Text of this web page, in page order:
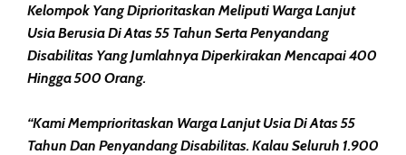
Kelompok Yang Diprioritaskan Meliputi Warga Lanjut
Usia Berusia Di Atas 55 Tahun Serta Penyandang
Disabilitas Yang Jumlahnya Diperkirakan Mencapai 400
Hingga 500 Orang.
“Kami Memprioritaskan Warga Lanjut Usia Di Atas 55
Tahun Dan Penyandang Disabilitas. Kalau Seluruh 1.900